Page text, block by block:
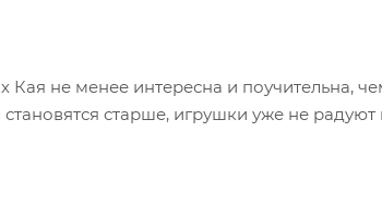
не менее интересна и поучительна,
становятся старше, игрушки уже не